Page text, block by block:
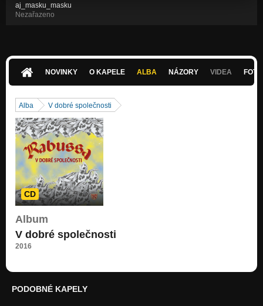
aj_masku_masku
Nezařazeno
NOVINKY O KAPELE ALBA NÁZORY VIDEA
Alba V dobré společnosti
CD
Album
V dobré společnosti
2016
PODOBNÉ KAPELY